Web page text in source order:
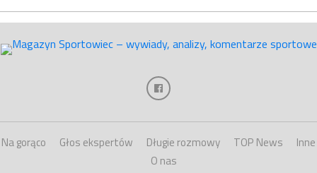
Na gorąco Głos ekspertów Długie rozmowy TOP News
Inne
O nas